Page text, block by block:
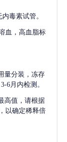
毒素试管。
血，高血脂标
量分装，冻存
6月内检测。
高值，请根据
以确定稀释倍